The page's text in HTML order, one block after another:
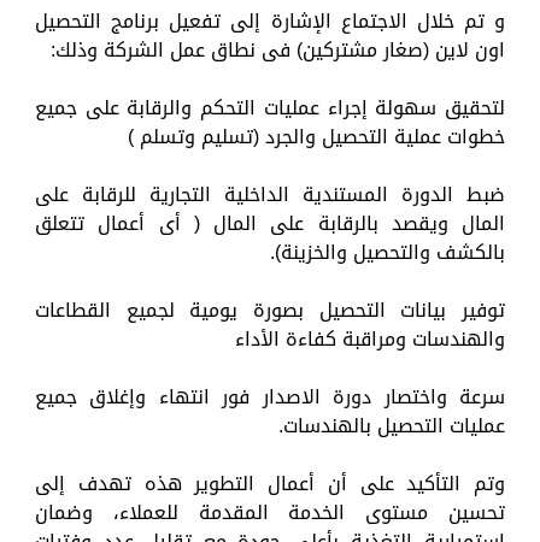
و تم خلال الاجتماع الإشارة إلى تفعيل برنامج التحصيل
اون لاين (صغار مشتركين) فى نطاق عمل الشركة وذلك:
لتحقيق سهولة إجراء عمليات التحكم والرقابة على جميع
خطوات عملية التحصيل والجرد (تسليم وتسلم )
ضبط الدورة المستندية الداخلية التجارية للرقابة على
المال ويقصد بالرقابة على المال ( أى أعمال تتعلق
بالكشف والتحصيل والخزينة).
توفير بيانات التحصيل بصورة يومية لجميع القطاعات
والهندسات ومراقبة كفاءة الأداء
سرعة واختصار دورة الاصدار فور انتهاء وإغلاق جميع
عمليات التحصيل بالهندسات.
وتم التأكيد على أن أعمال التطوير هذه تهدف إلى
تحسين مستوى الخدمة المقدمة للعملاء، وضمان